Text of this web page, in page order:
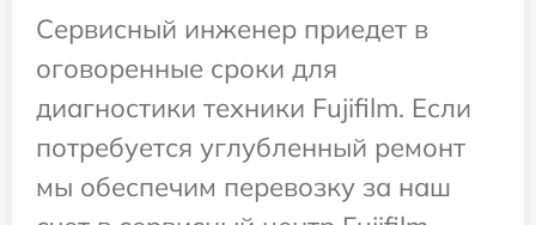
Сервисный инженер приедет в
оговоренные сроки для
диагностики техники Fujifilm. Если
потребуется углубленный ремонт
мы обеспечим перевозку за наш